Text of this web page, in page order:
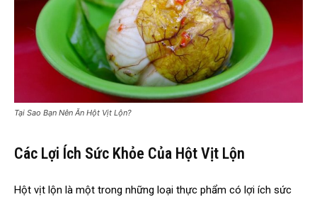
Tại Sao Bạn Nên Ăn Hột Vịt Lộn?
Các Lợi Ích Sức Khỏe Của Hột Vịt Lộn
Hột vịt lộn là một trong những loại thực phẩm có lợi ích sức